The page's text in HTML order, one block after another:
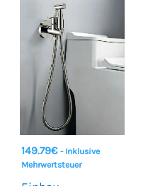
149.79€ - Inklusive
Mehrwertsteuer